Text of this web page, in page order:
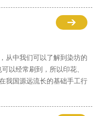
从中我们可以了解到染坊的
以经常刷到，所以印花、
我国源远流长的基础手工行